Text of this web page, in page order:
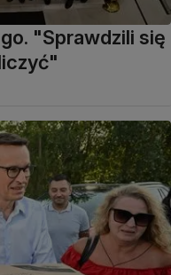
"Sprawdzili się